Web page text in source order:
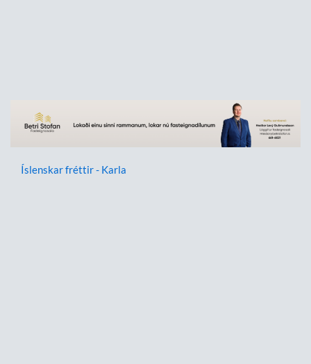
Íslenskar fréttir - Karla